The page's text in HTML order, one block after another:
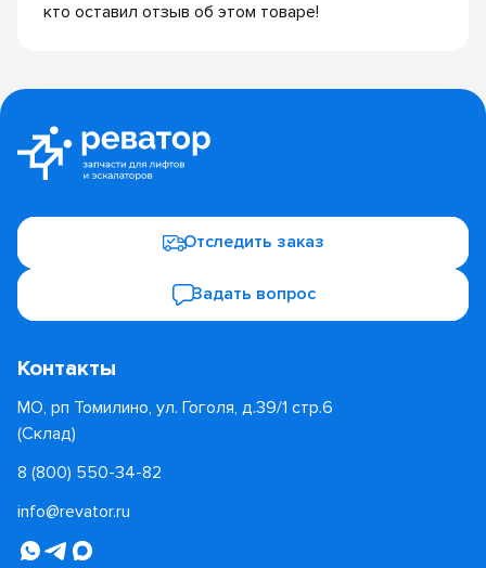
кто оставил отзыв об этом товаре!
Отследить заказ
Задать вопрос
Контакты
МО, рп Томилино, ул. Гоголя, д.39/1 стр.6
(Склад)
8 (800) 550-34-82
info@revator.ru